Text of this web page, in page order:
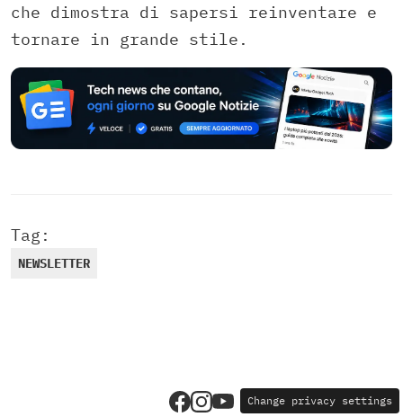
che dimostra di sapersi reinventare e
tornare in grande stile.
Tag:
NEWSLETTER
Change privacy settings